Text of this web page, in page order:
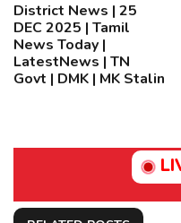
District News | 25
DEC 2025 | Tamil
News Today |
LatestNews | TN
Govt | DMK | MK Stalin